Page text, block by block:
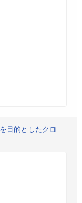
目的としたクロ